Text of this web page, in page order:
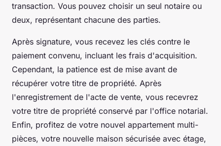
transaction. Vous pouvez choisir un seul notaire ou
deux, représentant chacune des parties.
Après signature, vous recevez les clés contre le
paiement convenu, incluant les frais d'acquisition.
Cependant, la patience est de mise avant de
récupérer votre titre de propriété. Après
l'enregistrement de l'acte de vente, vous recevrez
votre titre de propriété conservé par l'office notarial.
Enfin, profitez de votre nouvel appartement multi-
pièces, votre nouvelle maison sécurisée avec étage,